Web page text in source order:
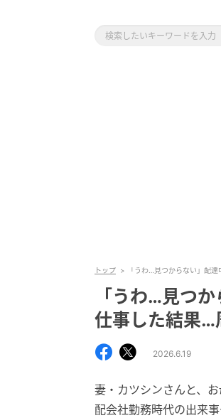
トップ 「うわ…見つからない」配
「うわ…見つ
仕事した結果…
2026.6.19
妻・カツシンさんと、
配会社勤務時代の出来